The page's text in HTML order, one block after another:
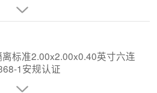
标准2.00x2.00x0.40英寸六连
1安规认证